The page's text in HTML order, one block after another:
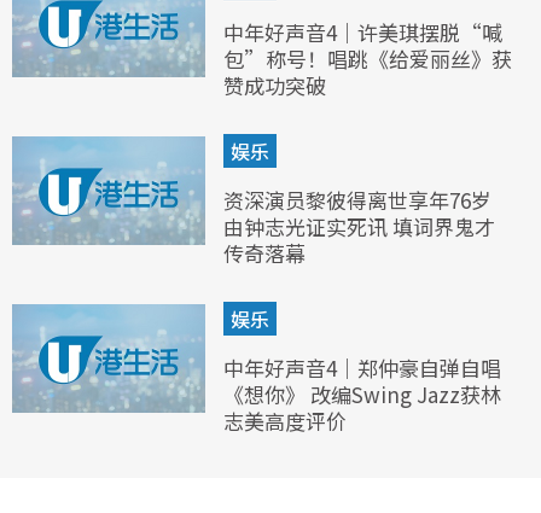
中年好声音4｜许美琪摆脱“喊
包”称号！唱跳《给爱丽丝》获
赞成功突破
娱乐
资深演员黎彼得离世享年76岁
由钟志光证实死讯 填词界鬼才
传奇落幕
娱乐
中年好声音4｜郑仲豪自弹自唱
《想你》 改编Swing Jazz获林
志美高度评价